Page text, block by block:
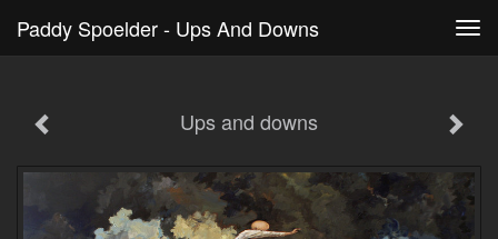
Paddy Spoelder - Ups And Downs
Ups and downs